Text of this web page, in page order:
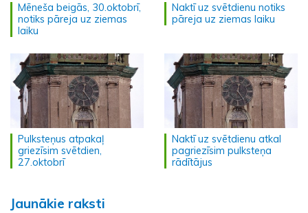
Mēneša beigās, 30.oktobrī,
notiks pāreja uz ziemas
laiku
Naktī uz svētdienu notiks
pāreja uz ziemas laiku
Pulksteņus atpakaļ
griezīsim svētdien,
27.oktobrī
Naktī uz svētdienu atkal
pagriezīsim pulksteņa
rādītājus
Jaunākie raksti